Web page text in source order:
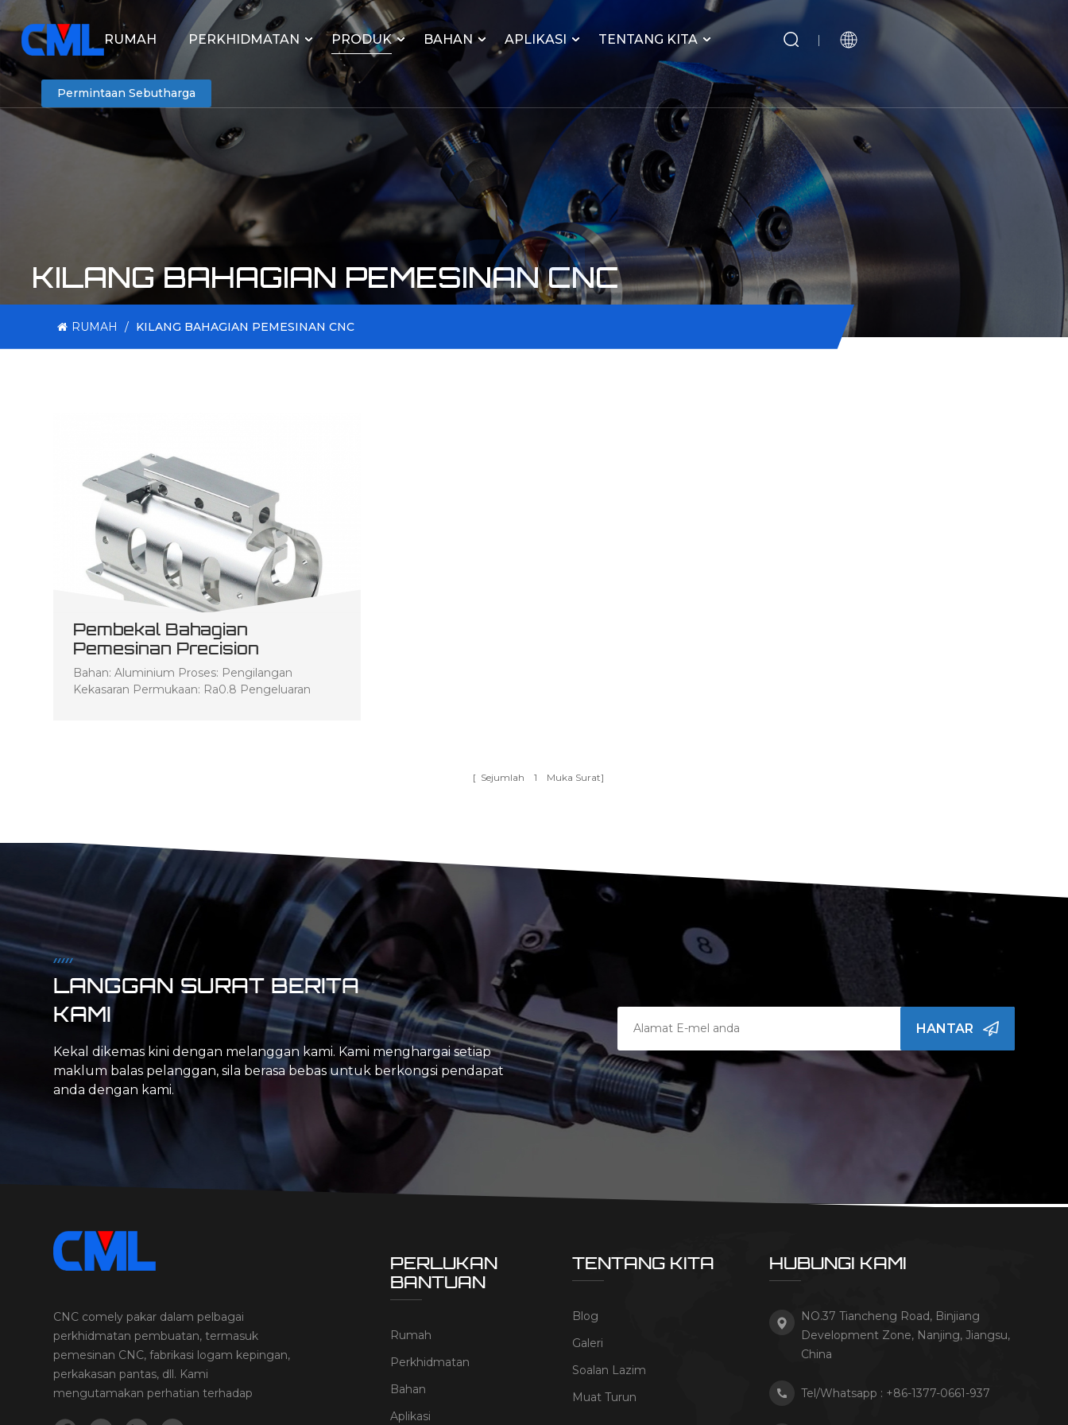
RUMAH PERKHIDMATAN PRODUK BAHAN APLIKASI TENTANG KITA
Permintaan Sebutharga
KILANG BAHAGIAN PEMESINAN CNC
RUMAH / KILANG BAHAGIAN PEMESINAN CNC
Pembekal Bahagian
Pemesinan Precision
Bahan: Aluminium Proses: Pengilangan
Kekasaran Permukaan: Ra0.8 Pengeluaran
[ Sejumlah 1 Muka Surat]
LANGGAN SURAT BERITA
KAMI
Kekal dikemas kini dengan melanggan kami. Kami menghargai setiap
maklum balas pelanggan, sila berasa bebas untuk berkongsi pendapat
anda dengan kami.
HANTAR
CNC comely pakar dalam pelbagai
perkhidmatan pembuatan, termasuk
pemesinan CNC, fabrikasi logam kepingan,
perkakasan pantas, dll. Kami
mengutamakan perhatian terhadap
PERLUKAN
BANTUAN
Rumah
Perkhidmatan
Bahan
Aplikasi
TENTANG KITA
Blog
Galeri
Soalan Lazim
Muat Turun
HUBUNGI KAMI
NO.37 Tiancheng Road, Binjiang
Development Zone, Nanjing, Jiangsu,
China
Tel/Whatsapp : +86-1377-0661-937